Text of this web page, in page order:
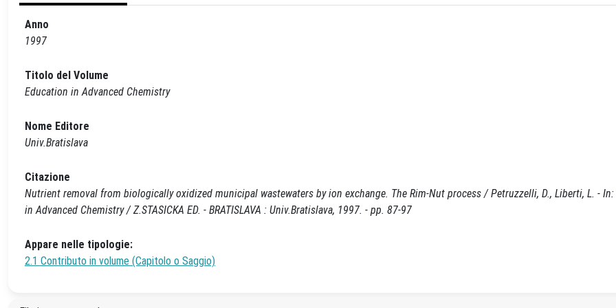
Anno
1997
Titolo del Volume
Education in Advanced Chemistry
Nome Editore
Univ.Bratislava
Citazione
Nutrient removal from biologically oxidized municipal wastewaters by ion exchange. The Rim-Nut process / Petruzzelli, D., Liberti, L. -
in Advanced Chemistry / Z.STASICKA ED. - BRATISLAVA : Univ.Bratislava, 1997. - pp. 87-97
Appare nelle tipologie:
2.1 Contributo in volume (Capitolo o Saggio)